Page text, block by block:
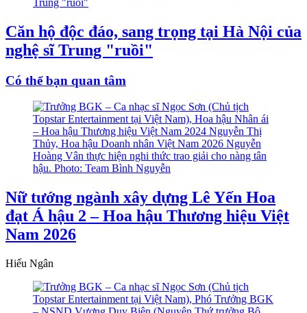
Căn hộ độc đáo, sang trọng tại Hà Nội của
nghệ sĩ Trung "ruồi"
Có thể bạn quan tâm
Nữ tướng ngành xây dựng Lê Yến Hoa
đạt Á hậu 2 – Hoa hậu Thương hiệu Việt
Nam 2026
Hiếu Ngân